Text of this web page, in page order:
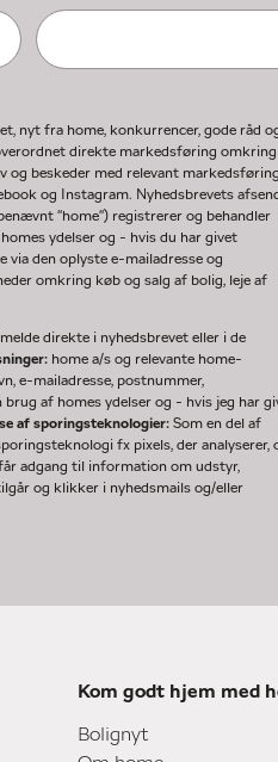
nyt fra home, konkurrencer, gode råd
direkte markedsføring omkring
og beskeder med relevant markedsføring
og Instagram. Nyhedsbrevets
"home") registrerer og behandler
ydelser og - hvis du har givet
den oplyste e-mailadresse og
omkring køb og salg af bolig, leje af
direkte i nyhedsbrevet eller i de
home a/s og relevante home-
e-mailadresse, postnummer,
af homes ydelser og - hvis jeg har
af sporingsteknologier:Som en del af
fx pixels, der analyserer,
adgang til information om udstyr,
og klikker i nyhedsmails og/eller
Kom godt hjem med
Bolignyt